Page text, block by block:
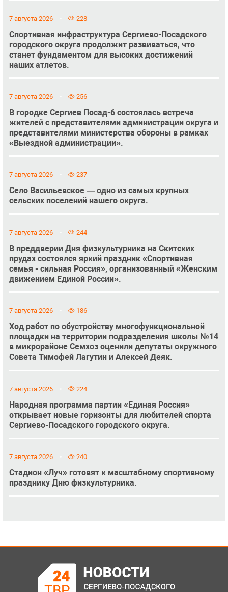
7 августа 2026 228
Спортивная инфраструктура Сергиево-Посадского
городского округа продолжит развиваться, что
станет фундаментом для высоких достижений
наших атлетов.
7 августа 2026 256
В городке Сергиев Посад-6 состоялась встреча
жителей с представителями администрации округа и
представителями министерства обороны в рамках
«Выездной администрации».
7 августа 2026 237
Село Васильевское — одно из самых крупных
сельских поселений нашего округа.
7 августа 2026 244
В преддверии Дня физкультурника на Скитских
прудах состоялся яркий праздник «Спортивная
семья - сильная Россия», организованный «Женским
движением Единой России».
7 августа 2026 186
Ход работ по обустройству многофункциональной
площадки на территории подразделения школы №14
в микрорайоне Семхоз оценили депутаты окружного
Совета Тимофей Лагутин и Алексей Деяк.
7 августа 2026 224
Народная программа партии «Единая Россия»
открывает новые горизонты для любителей спорта
Сергиево-Посадского городского округа.
7 августа 2026 240
Стадион «Луч» готовят к масштабному спортивному
празднику Дню физкультурника.